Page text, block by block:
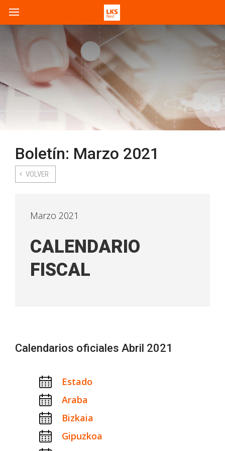
Boletín: Marzo 2021
VOLVER
Marzo 2021
CALENDARIO
FISCAL
Calendarios oficiales Abril 2021
Estado
Araba
Bizkaia
Gipuzkoa